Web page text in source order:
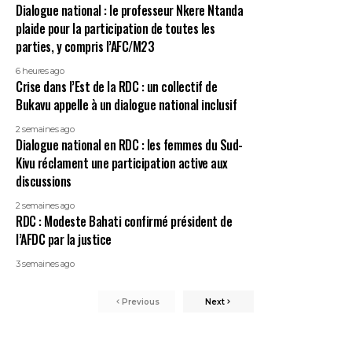
Dialogue national : le professeur Nkere Ntanda
plaide pour la participation de toutes les
parties, y compris l’AFC/M23
6 heures ago
Crise dans l’Est de la RDC : un collectif de
Bukavu appelle à un dialogue national inclusif
2 semaines ago
Dialogue national en RDC : les femmes du Sud-
Kivu réclament une participation active aux
discussions
2 semaines ago
RDC : Modeste Bahati confirmé président de
l’AFDC par la justice
3 semaines ago
Previous Next